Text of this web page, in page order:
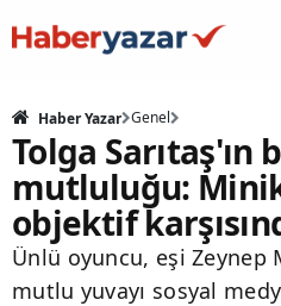
Haber Yazar Genel
Tolga Sarıtaş'ın
mutluluğu:
objektif
Ünlü oyuncu, eşi Zeynep
mutlu yuvayı sosyal